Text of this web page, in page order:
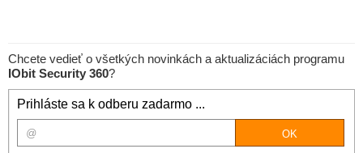
Chcete vedieť o všetkých novinkách a aktualizáciách programu
IObit Security 360?
Prihláste sa k odberu zadarmo ...